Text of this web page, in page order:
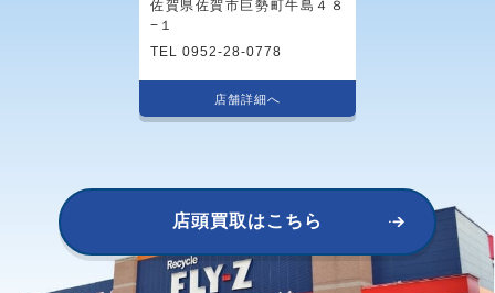
佐賀県佐賀市巨勢町牛島４８
−１
TEL 0952-28-0778
店舗詳細へ
店頭買取はこちら